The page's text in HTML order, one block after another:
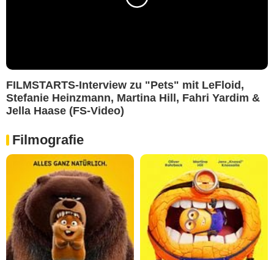
FILMSTARTS-Interview zu "Pets" mit LeFloid,
Stefanie Heinzmann, Martina Hill, Fahri Yardim &
Jella Haase (FS-Video)
Filmografie